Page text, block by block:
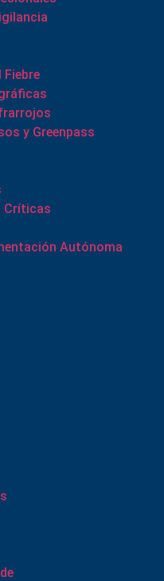
y Greenpass
Críticas
Autónoma